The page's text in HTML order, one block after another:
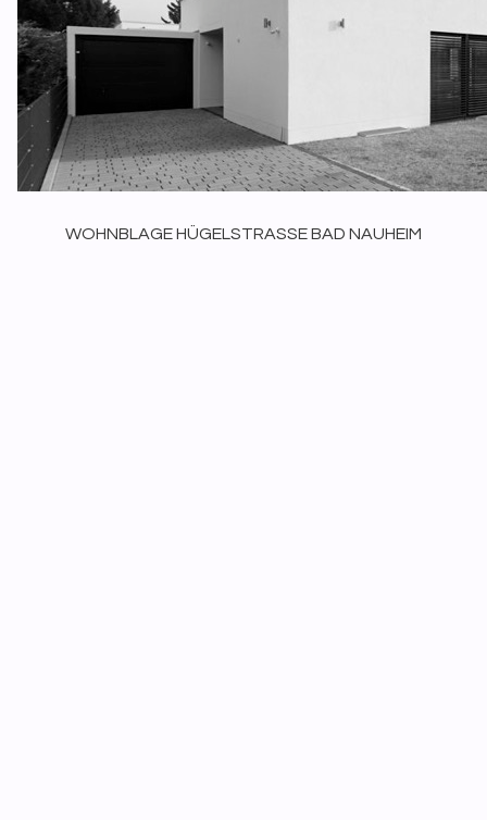
WOHNBLAGE HÜGELSTRASSE BAD NAUHEIM